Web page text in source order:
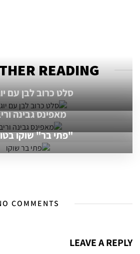
READING...
סלט כרוב לבן עם
מאפינס גבינה
"פתי בר" שוקו
COMMENTS
LEAVE A REPLY